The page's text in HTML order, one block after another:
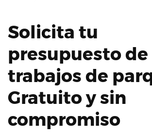
Solicita tu
presupuesto de
trabajos de
Gratuito y sin
compromiso